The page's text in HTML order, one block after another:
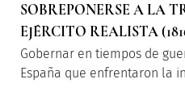
SOBREPONERSE A LA
EJÉRCITO REALISTA
Gobernar en tiempos de
España que enfrentaron la